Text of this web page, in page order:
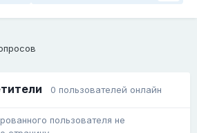
0 пользователей онлайн
пользователя не